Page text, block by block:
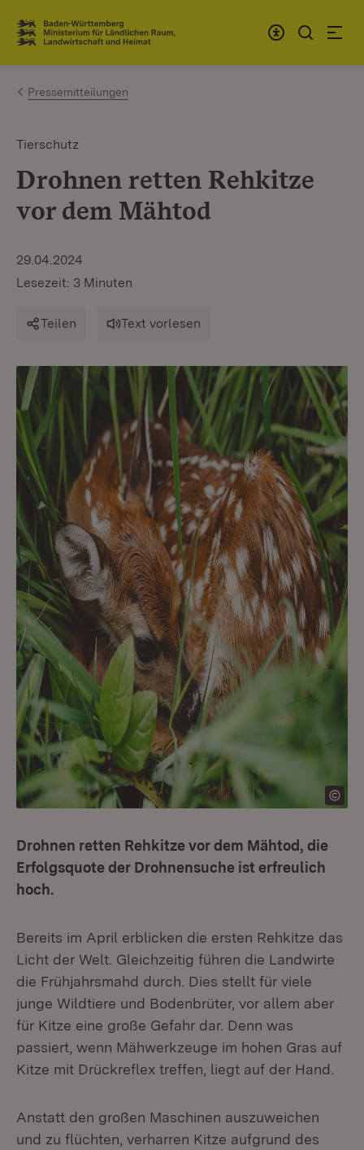
Zum Inhalt springen
Link zur Startseite
Pressemitteilungen
Tierschutz
Drohnen retten Rehkitze
vor dem Mähtod
29.04.2024
Lesezeit: 3 Minuten
Teilen Text vorlesen
Drohnen retten Rehkitze vor dem Mähtod, die
Erfolgsquote der Drohnensuche ist erfreulich
hoch.
Bereits im April erblicken die ersten Rehkitze das
Licht der Welt. Gleichzeitig führen die Landwirte
die Frühjahrsmahd durch. Dies stellt für viele
junge Wildtiere und Bodenbrüter, vor allem aber
für Kitze eine große Gefahr dar. Denn was
passiert, wenn Mähwerkzeuge im hohen Gras auf
Kitze mit Drückreflex treffen, liegt auf der Hand.
Anstatt den großen Maschinen auszuweichen
und zu flüchten, verharren Kitze aufgrund des